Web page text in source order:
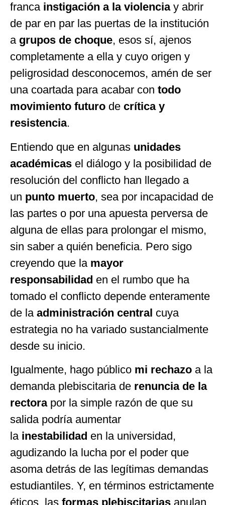
franca instigación a la violenciay abrir
de par en par las puertas de la institución
a grupos de choque, esos sí, ajenos
completamente a ella y cuyo origen y
peligrosidad desconocemos, amén de ser
una coartada para acabar con todo
movimiento futuro de crítica y
resistencia.
Entiendo que en algunas unidades
académicas el diálogo y la posibilidad de
resolución del conflicto han llegado a
un punto muerto, sea por incapacidad de
las partes o por una apuesta perversa de
alguna de ellas para prolongar el mismo,
sin saber a quién beneficia. Pero sigo
creyendo que la mayor
responsabilidad en el rumbo que ha
tomado el conflicto depende enteramente
de la administración central cuya
estrategia no ha variado sustancialmente
desde su inicio.
Igualmente, hago público mi rechazo a la
demanda plebiscitaria de renuncia de la
rectorapor la simple razón de que su
salida podría aumentar
la inestabilidad en la universidad,
agudizando la lucha por el poder que
asoma detrás de las legítimas demandas
estudiantiles. Y, en términos estrictamente
éticos, las formas plebiscitarias anulan,